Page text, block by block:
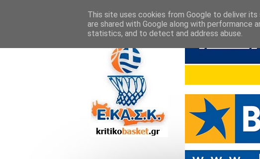
This site uses cookies from Google to deliver
are shared with Google along with performance
statistics, and to detect and address abuse.